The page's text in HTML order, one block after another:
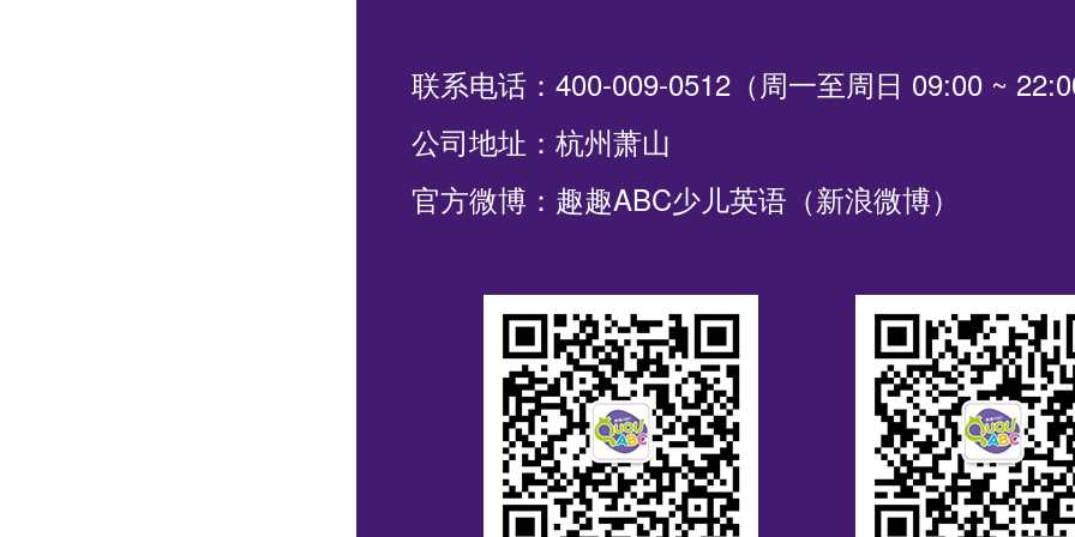
联系电话：400-009-0512（周一至周日 09:00 ~
公司地址：杭州萧山
官方微博：趣趣ABC少儿英语（新浪微博）